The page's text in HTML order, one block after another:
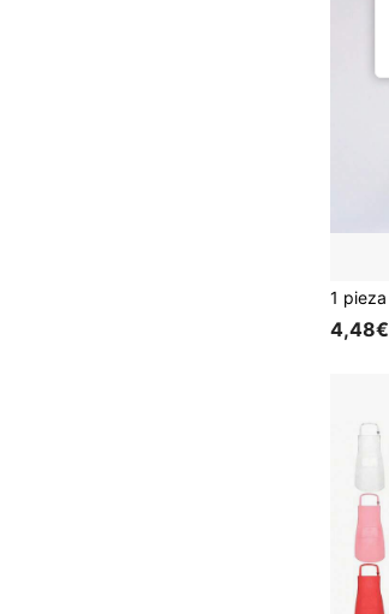
4,48€